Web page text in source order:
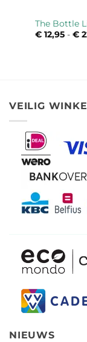
The Bottle
€12,95 - €
VEILIG
NIEUWS